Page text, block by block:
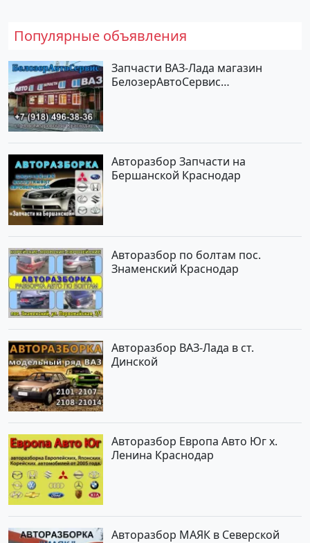
Популярные объявления
Запчасти ВАЗ-Лада магазин
БелозерАвтоСервис
Авторазбор Запчасти на
Бершанской Краснодар
Авторазбор по болтам пос.
Знаменский Краснодар
Авторазбор ВАЗ-Лада в ст.
Динской
Авторазбор Европа Авто Юг х.
Ленина Краснодар
Авторазбор МАЯК в Северской